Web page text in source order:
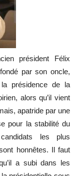
président Félix
par son oncle,
présidence de la
alors qu’il vient
apatride par une
pour la stabilité du
les plus
honnêtes. Il faut
a subi dans les